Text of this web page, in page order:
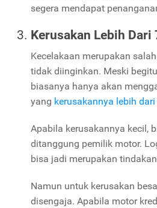
segera mendapat
Kerusakan Lebih Dari
Kecelakaan merupakan
tidak diinginkan. Meski
biasanya hanya akan
yang kerusakannya lebih dari
Apabila kerusakannya kecil,
ditanggung pemilik motor.
bisa jadi merupakan
Namun untuk kerusakan
disengaja. Apabila motor